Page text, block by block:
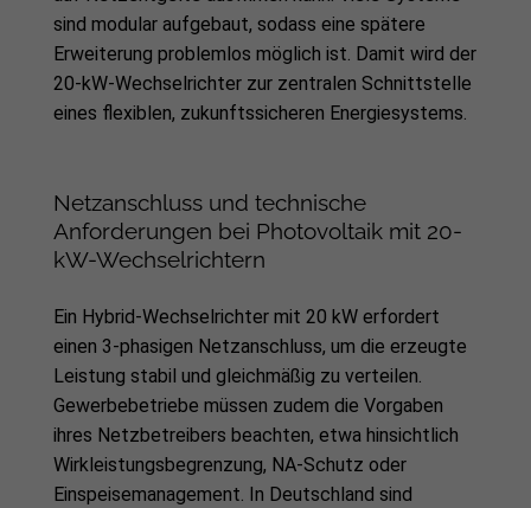
sind modular aufgebaut, sodass eine spätere
Erweiterung problemlos möglich ist. Damit wird der
20-kW-Wechselrichter zur zentralen Schnittstelle
eines flexiblen, zukunftssicheren Energiesystems.
Netzanschluss und technische
Anforderungen bei Photovoltaik mit 20-
kW-Wechselrichtern
Ein Hybrid-Wechselrichter mit 20 kW erfordert
einen 3-phasigen Netzanschluss, um die erzeugte
Leistung stabil und gleichmäßig zu verteilen.
Gewerbebetriebe müssen zudem die Vorgaben
ihres Netzbetreibers beachten, etwa hinsichtlich
Wirkleistungsbegrenzung, NA-Schutz oder
Einspeisemanagement. In Deutschland sind